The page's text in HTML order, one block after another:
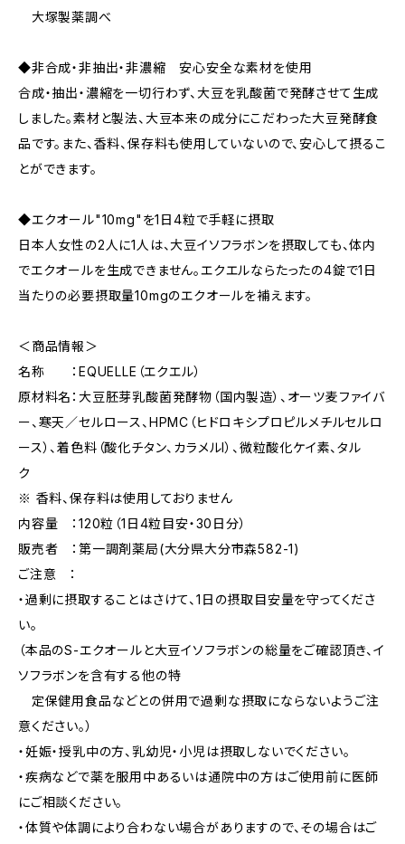
大塚製薬調べ
◆非合成・非抽出・非濃縮 安心安全な素材を使用
合成・抽出・濃縮を一切行わず、大豆を乳酸菌で発酵させて生成
しました。素材と製法、大豆本来の成分にこだわった大豆発酵食
品です。また、香料、保存料も使用していないので、安心して摂るこ
とができます。
◆エクオール"10mg"を1日4粒で手軽に摂取
日本人女性の2人に1人は、大豆イソフラボンを摂取しても、体内
でエクオールを生成できません。エクエルならたったの4錠で1日
当たりの必要摂取量10mgのエクオールを補えます。
＜商品情報＞
名称 ：EQUELLE（エクエル）
原材料名：大豆胚芽乳酸菌発酵物（国内製造）、オーツ麦ファイバ
ー、寒天／セルロース、HPMC（ヒドロキシプロピルメチルセルロ
ース）、着色料（酸化チタン、カラメルI）、微粒酸化ケイ素、タル
ク
※ 香料、保存料は使用しておりません
内容量 ：120粒（1日4粒目安・30日分）
販売者 ：第一調剤薬局(大分県大分市森582-1)
ご注意 ：
・過剰に摂取することはさけて、1日の摂取目安量を守ってくださ
い。
（本品のS-エクオールと大豆イソフラボンの総量をご確認頂き、イ
ソフラボンを含有する他の特
定保健用食品などとの併用で過剰な摂取にならないようご注
意ください。）
・妊娠・授乳中の方、乳幼児・小児は摂取しないでください。
・疾病などで薬を服用中あるいは通院中の方はご使用前に医師
にご相談ください。
・体質や体調により合わない場合がありますので、その場合はご